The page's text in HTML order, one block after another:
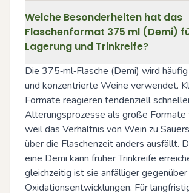
Welche Besonderheiten hat das
Flaschenformat 375 ml (Demi)
Lagerung und Trinkreife?
Die 375‑ml‑Flasche (Demi) wird
und konzentrierte Weine verwendet.
Formate reagieren tendenziell
Alterungsprozesse als große Formate
weil das Verhältnis von Wein zu
über die Flaschenzeit anders ausfällt.
eine Demi kann früher Trinkreife
gleichzeitig ist sie anfälliger gegenüber
Oxidationsentwicklungen. Für